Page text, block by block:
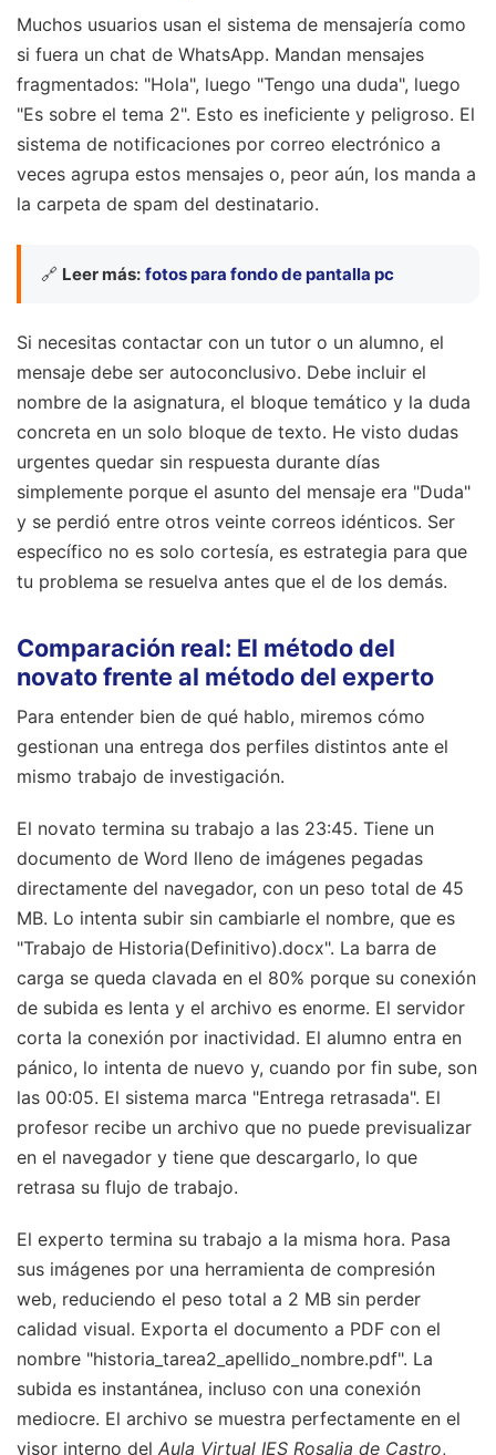
Muchos usuarios usan el sistema de mensajería como
si fuera un chat de WhatsApp. Mandan mensajes
fragmentados: "Hola", luego "Tengo una duda", luego
"Es sobre el tema 2". Esto es ineficiente y peligroso. El
sistema de notificaciones por correo electrónico a
veces agrupa estos mensajes o, peor aún, los manda a
la carpeta de spam del destinatario.
🔗 Leer más: fotos para fondo de pantalla pc
Si necesitas contactar con un tutor o un alumno, el
mensaje debe ser autoconclusivo. Debe incluir el
nombre de la asignatura, el bloque temático y la duda
concreta en un solo bloque de texto. He visto dudas
urgentes quedar sin respuesta durante días
simplemente porque el asunto del mensaje era "Duda"
y se perdió entre otros veinte correos idénticos. Ser
específico no es solo cortesía, es estrategia para que
tu problema se resuelva antes que el de los demás.
Comparación real: El método del
novato frente al método del experto
Para entender bien de qué hablo, miremos cómo
gestionan una entrega dos perfiles distintos ante el
mismo trabajo de investigación.
El novato termina su trabajo a las 23:45. Tiene un
documento de Word lleno de imágenes pegadas
directamente del navegador, con un peso total de 45
MB. Lo intenta subir sin cambiarle el nombre, que es
"Trabajo de Historia(Definitivo).docx". La barra de
carga se queda clavada en el 80% porque su conexión
de subida es lenta y el archivo es enorme. El servidor
corta la conexión por inactividad. El alumno entra en
pánico, lo intenta de nuevo y, cuando por fin sube, son
las 00:05. El sistema marca "Entrega retrasada". El
profesor recibe un archivo que no puede previsualizar
en el navegador y tiene que descargarlo, lo que
retrasa su flujo de trabajo.
El experto termina su trabajo a la misma hora. Pasa
sus imágenes por una herramienta de compresión
web, reduciendo el peso total a 2 MB sin perder
calidad visual. Exporta el documento a PDF con el
nombre "historia_tarea2_apellido_nombre.pdf". La
subida es instantánea, incluso con una conexión
mediocre. El archivo se muestra perfectamente en el
visor interno del Aula Virtual IES Rosalia de Castro,